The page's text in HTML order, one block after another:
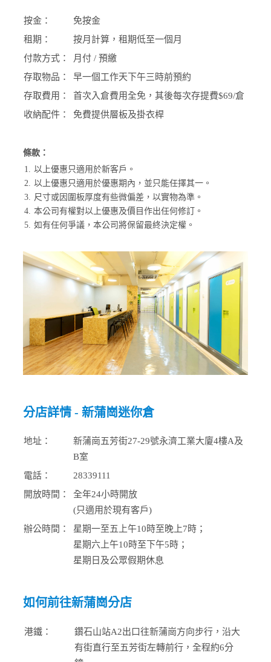
按金：
免按金
租期：
按月計算，租期低至一個月
付款方式：
月付 / 預繳
存取物品：
早一個工作天下午三時前預約
存取費用：
首次入倉費用全免，其後每次存提費$69/倉
收納配件：
免費提供層板及掛衣桿
條款：
1. 以上優惠只適用於新客戶。
2. 以上優惠只適用於優惠期內，並只能任擇其一。
3. 尺寸或因圍板厚度有些微偏差，以實物為準。
4. 本公司有權對以上優惠及價目作出任何修訂。
5. 如有任何爭議，本公司將保留最終決定權。
分店詳情 - 新蒲崗迷你倉
地址：
新蒲崗五芳街27-29號永濟工業大廈4樓A及
B室
電話：
28339111
開放時間：
全年24小時開放
(只適用於現有客戶)
辦公時間：
星期一至五上午10時至晚上7時；
星期六上午10時至下午5時；
星期日及公眾假期休息
如何前往新蒲崗分店
港鐵：
鑽石山站A2出口往新蒲崗方向步行，沿大
有街直行至五芳街左轉前行，全程約6分